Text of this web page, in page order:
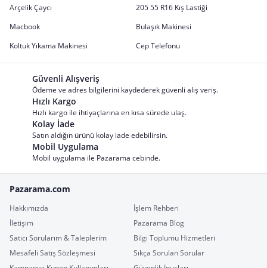
Arçelik Çaycı
205 55 R16 Kış Lastiği
Macbook
Bulaşık Makinesi
Koltuk Yıkama Makinesi
Cep Telefonu
Güvenli Alışveriş
Ödeme ve adres bilgilerini kaydederek güvenli alış veriş.
Hızlı Kargo
Hızlı kargo ile ihtiyaçlarına en kısa sürede ulaş.
Kolay İade
Satın aldığın ürünü kolay iade edebilirsin.
Mobil Uygulama
Mobil uygulama ile Pazarama cebinde.
Pazarama.com
Hakkımızda
İşlem Rehberi
İletişim
Pazarama Blog
Satıcı Sorularım & Taleplerim
Bilgi Toplumu Hizmetleri
Mesafeli Satış Sözleşmesi
Sıkça Sorulan Sorular